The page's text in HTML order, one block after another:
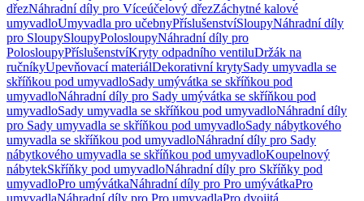
dřezNáhradní díly pro Víceúčelový dřezZáchytné kalové
umyvadloUmyvadla pro učebnyPříslušenstvíSloupyNáhradní díly
pro SloupySloupyPolosloupyNáhradní díly pro
PolosloupyPříslušenstvíKryty odpadního ventiluDržák na
ručníkyUpevňovací materiálDekorativní krytySady umyvadla se
skříňkou pod umyvadloSady umývátka se skříňkou pod
umyvadloNáhradní díly pro Sady umývátka se skříňkou pod
umyvadloSady umyvadla se skříňkou pod umyvadloNáhradní díly
pro Sady umyvadla se skříňkou pod umyvadloSady nábytkového
umyvadla se skříňkou pod umyvadloNáhradní díly pro Sady
nábytkového umyvadla se skříňkou pod umyvadloKoupelnový
nábytekSkříňky pod umyvadloNáhradní díly pro Skříňky pod
umyvadloPro umývátkaNáhradní díly pro Pro umývátkaPro
umyvadlaNáhradní díly pro Pro umyvadlaPro dvojitá